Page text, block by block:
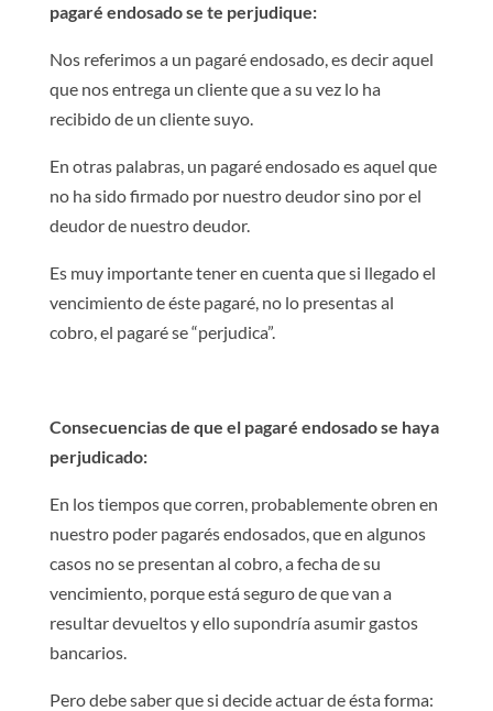
pagaré endosado se te perjudique:
Nos referimos a un pagaré endosado, es decir aquel
que nos entrega un cliente que a su vez lo ha
recibido de un cliente suyo.
En otras palabras, un pagaré endosado es aquel que
no ha sido firmado por nuestro deudor sino por el
deudor de nuestro deudor.
Es muy importante tener en cuenta que si llegado el
vencimiento de éste pagaré, no lo presentas al
cobro, el pagaré se “perjudica”.
Consecuencias de que el pagaré endosado se haya
perjudicado:
En los tiempos que corren, probablemente obren en
nuestro poder pagarés endosados, que en algunos
casos no se presentan al cobro, a fecha de su
vencimiento, porque está seguro de que van a
resultar devueltos y ello supondría asumir gastos
bancarios.
Pero debe saber que si decide actuar de ésta forma: